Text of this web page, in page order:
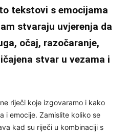
tekstovi s emocijama
stvaraju uvjerenja da
očaj, razočaranje,
stvar u vezama i
riječi koje izgovaramo i kako
i emocije. Zamislite koliko se
kad su riječi u kombinaciji s